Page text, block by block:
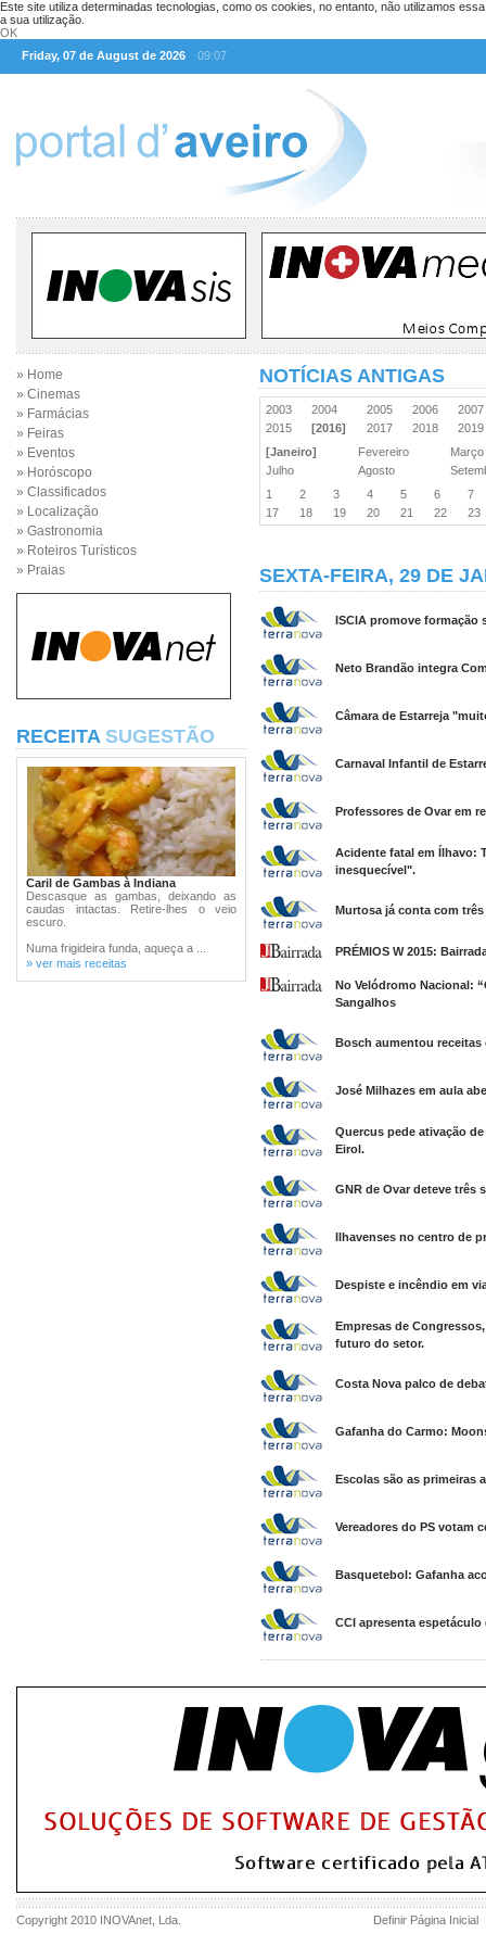
Este site utiliza determinadas tecnologias, como os cookies, no entanto, não utilizamos
a sua utilização.
OK
Friday, 07 de August de 2026
09:07
» Home
» Cinemas
» Farmácias
» Feiras
» Eventos
» Horóscopo
» Classificados
» Localização
» Gastronomia
» Roteiros Turísticos
» Praias
RECEITA SUGESTÃO
Caril de Gambas à Indiana
Descasque as gambas, deixando as
caudas intactas. Retire-lhes o veio
escuro.
Numa frigideira funda, aqueça a ...
» ver mais receitas
NOTÍCIAS ANTIGAS
2003 2004 2005 2006
2015
[2016] 2017 2018
[Janeiro]
Fevereiro
Julho
Agosto
1
2 3 4 5 6
7
17
18 19 20 21 22 23
SEXTA-FEIRA, 29 DE
ISCIA promove formação
Neto Brandão integra
Câmara de Estarreja
Carnaval Infantil de
Professores de Ovar em
Acidente fatal em Ílhavo:
inesquecível".
Murtosa já conta com
PRÉMIOS W 2015:
No Velódromo Nacional:
Sangalhos
Bosch aumentou receitas
José Milhazes em aula
Quercus pede ativação
Eirol.
GNR de Ovar deteve três
Ilhavenses no centro de
Despiste e incêndio em
Empresas de
futuro do setor.
Costa Nova palco de
Gafanha do Carmo:
Escolas são as primeiras
Vereadores do PS votam
Basquetebol: Gafanha
CCI apresenta
Copyright 2010 INOVAnet , Lda. Definir Página Inicial